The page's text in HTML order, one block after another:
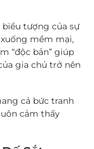
tượng của sự
mềm mại,
“độc bản” giúp
gia chủ trở nên
cả bức tranh
cảm thấy